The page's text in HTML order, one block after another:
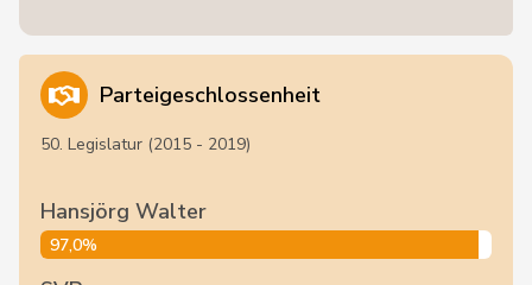
Parteigeschlossenheit
50. Legislatur (2015 - 2019)
Hansjörg Walter
97,0%